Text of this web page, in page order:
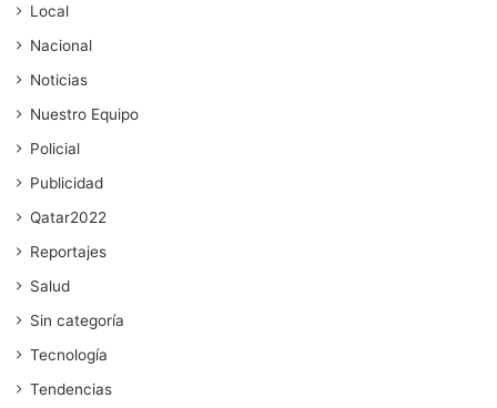
Local
Nacional
Noticias
Nuestro Equipo
Policial
Publicidad
Qatar2022
Reportajes
Salud
Sin categoría
Tecnología
Tendencias